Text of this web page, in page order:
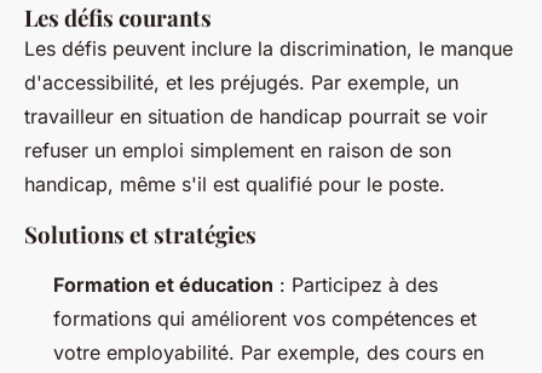
Les défis courants
Les défis peuvent inclure la discrimination, le manque
d'accessibilité, et les préjugés. Par exemple, un
travailleur en situation de handicap pourrait se voir
refuser un emploi simplement en raison de son
handicap, même s'il est qualifié pour le poste.
Solutions et stratégies
Formation et éducation : Participez à des
formations qui améliorent vos compétences et
votre employabilité. Par exemple, des cours en